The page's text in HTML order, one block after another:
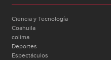
Ciencia y Tecnología
Coahuila
colima
Deportes
Espectáculos